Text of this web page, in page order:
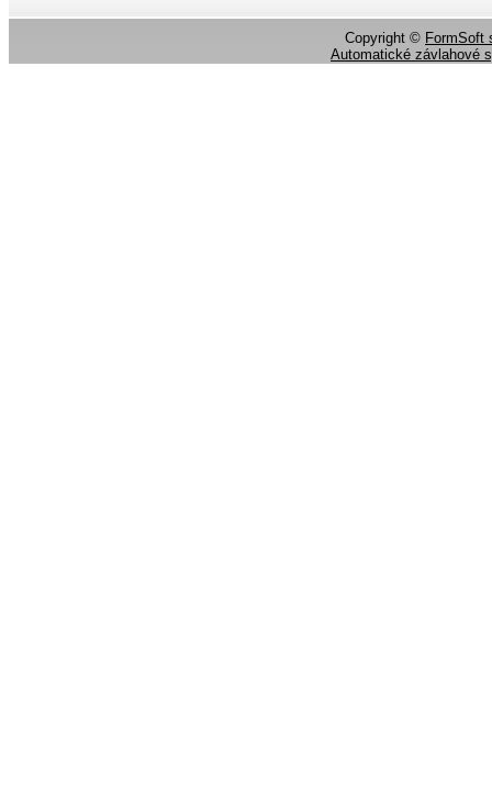
Copyright © FormSoft
Automatické závlahové